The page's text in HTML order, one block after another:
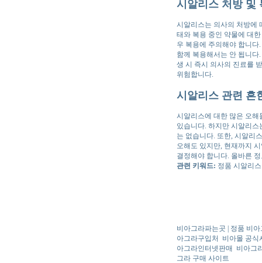
시알리스 처방 및
시알리스는 의사의 처방에
태와 복용 중인 약물에 대
우 복용에 주의해야 합니
함께 복용해서는 안 됩니
생 시 즉시 의사의 진료를
위험합니다.
시알리스 관련 흔
시알리스에 대한 많은 오
있습니다. 하지만 시알리
는 없습니다. 또한, 시알리
오해도 있지만, 현재까지
결정해야 합니다. 올바른
관련 키워드: 정품 시알리
비아그라파는곳 | 정품 비
아그라구입처
비아몰 공식
아그라인터넷판매
비아그
그라 구매 사이트